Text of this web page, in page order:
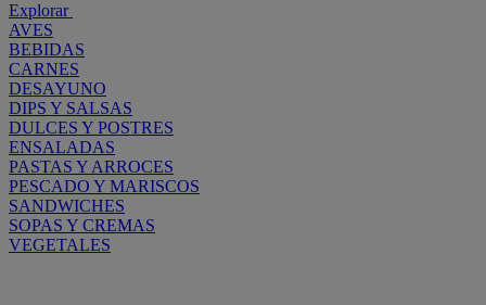
Explorar
AVES
BEBIDAS
CARNES
DESAYUNO
DIPS Y SALSAS
DULCES Y POSTRES
ENSALADAS
PASTAS Y ARROCES
PESCADO Y MARISCOS
SANDWICHES
SOPAS Y CREMAS
VEGETALES